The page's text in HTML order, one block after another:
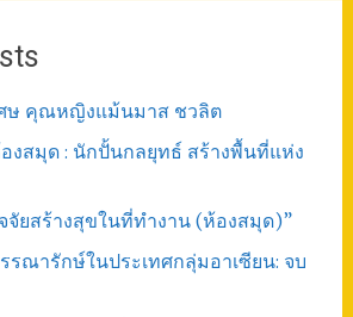
ศษ คุณหญิงแม้นมาส ชวลิต
งสมุด : นักปั้นกลยุทธ์ สร้างพื้นที่แห่ง
จัยสร้างสุขในที่ทำงาน (ห้องสมุด)”
รรณารักษ์ในประเทศกลุ่มอาเซียน: จบ